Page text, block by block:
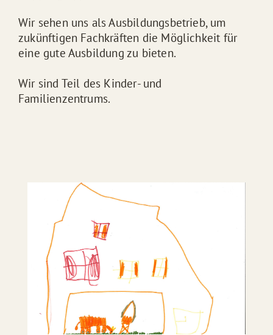
Wir sehen uns als Ausbildungsbetrieb, um
zukünftigen Fachkräften die Möglichkeit für
eine gute Ausbildung zu bieten.
Wir sind Teil des Kinder- und
Familienzentrums.